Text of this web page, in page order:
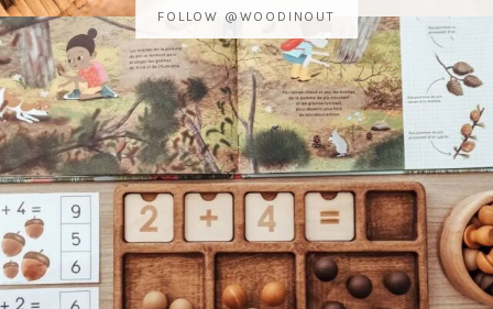
FOLLOW @WOODINOUT